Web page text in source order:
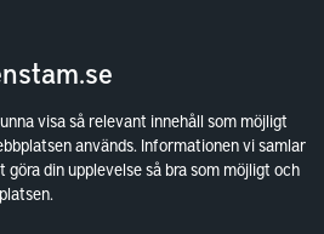
visa så relevant innehåll som möjligt
används. Informationen vi samlar
din upplevelse så bra som möjligt och
rapporter
fakturamottagare
fastigheter
Hållbarhet